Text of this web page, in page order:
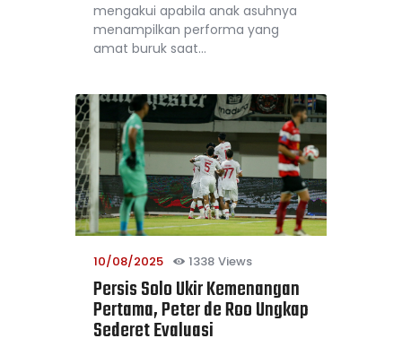
mengakui apabila anak asuhnya
menampilkan performa yang
amat buruk saat…
10/08/2025 1338 Views
Persis Solo Ukir Kemenangan
Pertama, Peter de Roo Ungkap
Sederet Evaluasi